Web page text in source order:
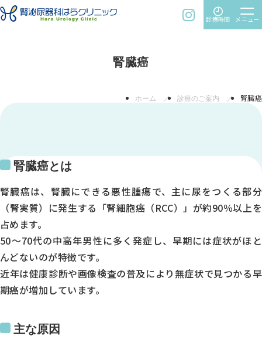
instagram time
診療時間
menu
メニュー
腎臓癌
ホーム 診療のご案内 腎臓癌
腎臓癌とは
腎臓癌は、腎臓にできる悪性腫瘍で、主に尿をつくる部分
（腎実質）に発生する「腎細胞癌（RCC）」が約90％以上を
占めます。
50～70代の中高年男性に多く発症し、早期には症状がほと
んどないのが特徴です。
近年は健康診断や画像検査の普及により無症状で見つかる早
期癌が増加しています。
主な原因